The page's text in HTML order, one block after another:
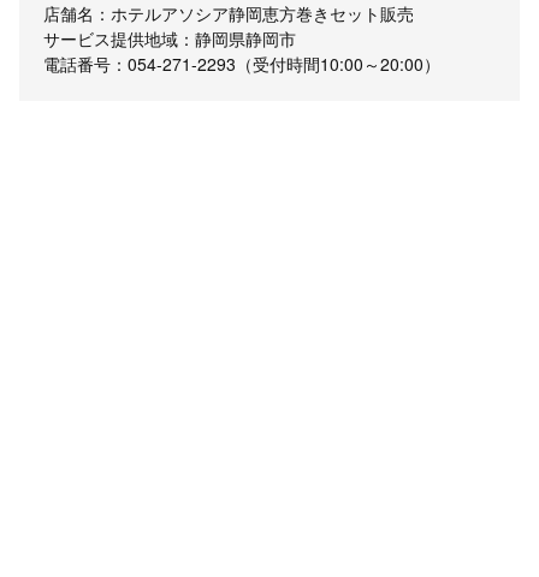
店舗名：ホテルアソシア静岡恵方巻きセット販売
サービス提供地域：静岡県静岡市
電話番号：054-271-2293（受付時間10:00～20:00）